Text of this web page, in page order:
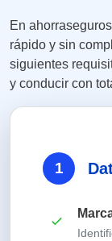
En
rápido y sin
siguientes
y conducir con
1